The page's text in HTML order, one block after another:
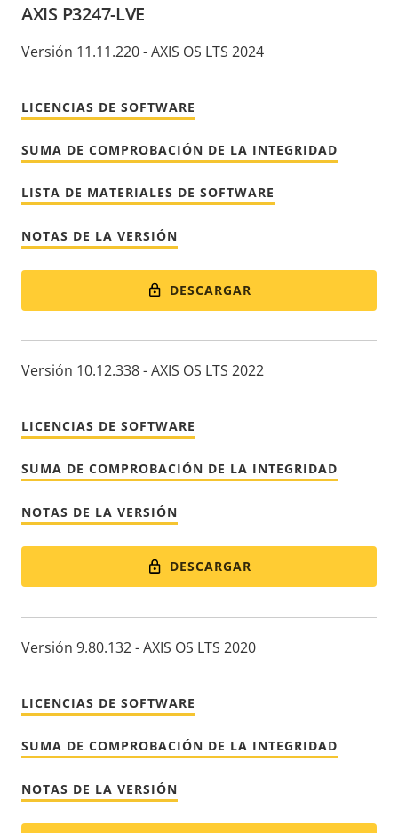
AXIS P3247-LVE
Versión 11.11.220 - AXIS OS LTS 2024
LICENCIAS DE SOFTWARE
SUMA DE COMPROBACIÓN DE LA INTEGRIDAD
LISTA DE MATERIALES DE SOFTWARE
NOTAS DE LA VERSIÓN
DESCARGAR
Versión 10.12.338 - AXIS OS LTS 2022
LICENCIAS DE SOFTWARE
SUMA DE COMPROBACIÓN DE LA INTEGRIDAD
NOTAS DE LA VERSIÓN
DESCARGAR
Versión 9.80.132 - AXIS OS LTS 2020
LICENCIAS DE SOFTWARE
SUMA DE COMPROBACIÓN DE LA INTEGRIDAD
NOTAS DE LA VERSIÓN